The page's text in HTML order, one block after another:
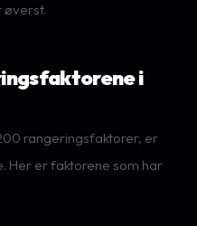
øverst.
i
rangeringsfaktorer, er
Her er faktorene som har